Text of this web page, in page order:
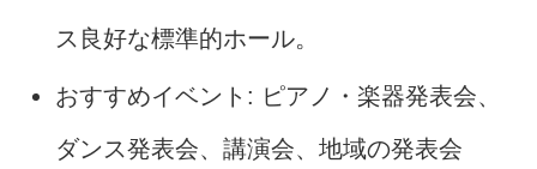
ス良好な標準的ホール。
おすすめイベント: ピアノ・楽器発表会、
ダンス発表会、講演会、地域の発表会